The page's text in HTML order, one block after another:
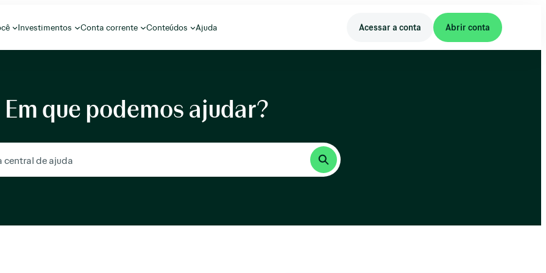
Investimentos Conta corrente Conteúdos Ajuda Acessar a conta Abrir conta
Em que podemos ajudar?